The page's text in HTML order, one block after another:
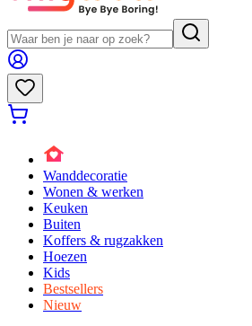
Wanddecoratie
Wonen & werken
Keuken
Buiten
Koffers & rugzakken
Hoezen
Kids
Bestsellers
Nieuw